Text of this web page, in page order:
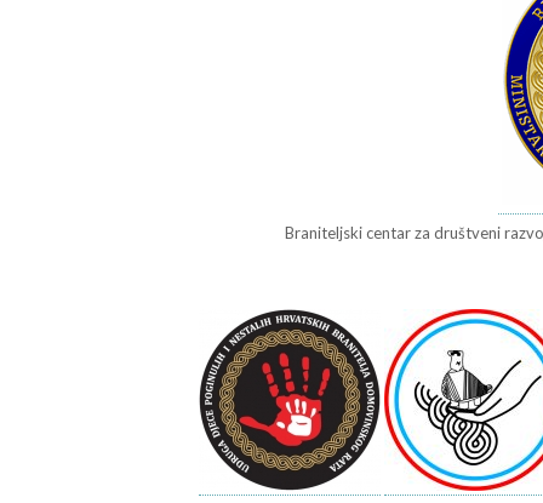
Braniteljski centar za društveni